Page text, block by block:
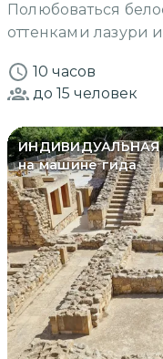
Полюбоваться
оттенками лазури
10 часов
до 15 человек
ИНДИВИДУАЛЬНАЯ
на машине гида